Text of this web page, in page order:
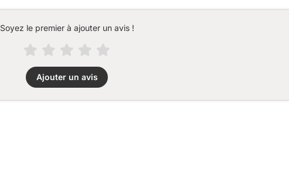
Soyez le premier à ajouter un avis !
Ajouter un avis